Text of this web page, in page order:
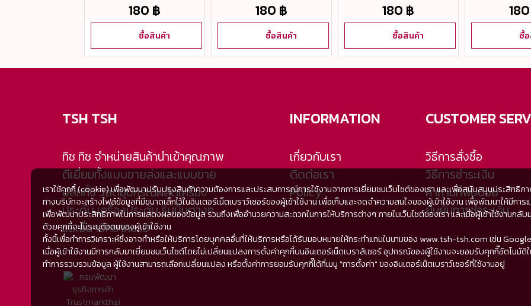
180 ฿
ซื้อสินค้า
180 ฿
ซื้อสินค้า
180 ฿
ซื้อสินค้า ซื้
TSH TSH
ทิช ทิช จำหน่ายสินค้านำเข้าคุณภาพ
ดีเยี่ยมทั้งแบบขายส่งและแบบขาย
ปลีกทั้ง วัสดุอุปกรณ์ผลิตเครื่อง
ประดับ เครื่องประดับ ริบบิ้นต่างๆ
และอื่นๆอีกมากมาย
INFORMATION
เกี่ยวกับเรา
ติดต่อเรา
Policy
CUSTOMER
วิธีการสั่งซื้อ
วิธีการชำระเงิน
คำถามที่พบบ่อย
ยืนยันการชำระเงิน
เราใช้คุกกี้ (cookie) เพื่อพัฒนาปรับปรุงสินค้าความต้องการและประสบการณ์การใช้งานจากการเยี่ยมชมเว็บไซต์ของเรา และเพื่อสนับสนุนประสิทธิภา
ทางบริษัทจะสร้างไฟล์ข้อมูลที่มีขนาดเล็กไว้ในอินเตอร์เน็ตเบราว์เซอร์ของผู้เข้าใช้งาน เพื่อเก็บและจดจำความสนใจของผู้เข้าใช้งาน เพื่อพัฒนาให้มี
เพื่อพัฒนาประสิทธิภาพในการแสดงผลของข้อมูล รวมถึงเพื่ออำนวยความสะดวกในการให้บริการต่างๆ ภายในเว็บไซต์ของเรา และเมื่อผู้เข้าใช้งานกลั
ด้วยคุกกี้จะไม่ระบุตัวตนของผู้เข้าใช้งาน
ทั้งนี้เพื่อทำการวิเคราะห์ซึ่งอาจทำหรือให้บริการโดยบุคคลอื่นที่ให้บริการหรือได้รับมอบหมายให้กระทำแทนในนามของ www.tsh-tsh.com เช่น
เมื่อผู้เข้าใช้งานมีการกลับมาเยี่ยมชมเว็บไซต์โดยไม่เปลี่ยนแปลงการตั้งค่าคุกกี้บนอินเตอร์เน็ตเบราส์เซอร์ อุปกรณ์ของผู้ใช้งานจะยอมรับคุกกี๊อัตโนมัติใ
ทำการรวบรวมข้อมูล ผู้ใช้งานสามารถเลือกเปลี่ยนแปลง หรือตั้งค่าการยอมรับคุกกี๊ได้ที่เมนู "การตั้งค่า" ของอินเตอร์เน็ตเบราว์เซอร์ที่ใช้งานอยู่